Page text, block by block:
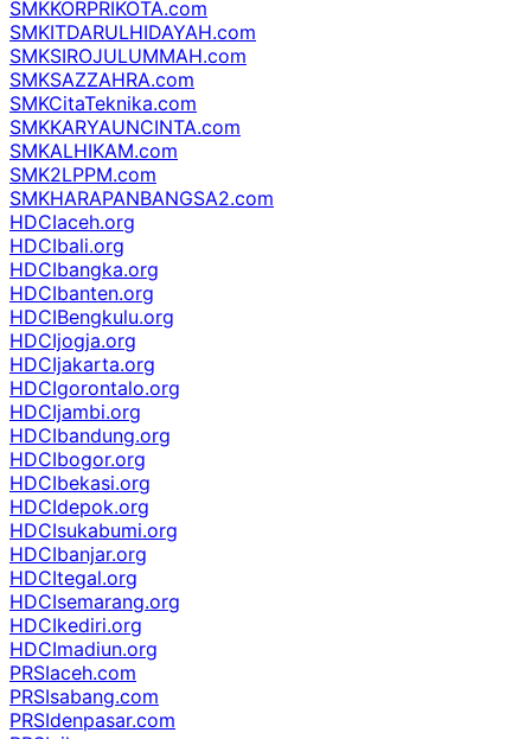
SMKKORPRIKOTA.com
SMKITDARULHIDAYAH.com
SMKSIROJULUMMAH.com
SMKSAZZAHRA.com
SMKCitaTeknika.com
SMKKARYAUNCINTA.com
SMKALHIKAM.com
SMK2LPPM.com
SMKHARAPANBANGSA2.com
HDCIaceh.org
HDCIbali.org
HDCIbangka.org
HDCIbanten.org
HDCIBengkulu.org
HDCIjogja.org
HDCIjakarta.org
HDCIgorontalo.org
HDCIjambi.org
HDCIbandung.org
HDCIbogor.org
HDCIbekasi.org
HDCIdepok.org
HDCIsukabumi.org
HDCIbanjar.org
HDCItegal.org
HDCIsemarang.org
HDCIkediri.org
HDCImadiun.org
PRSIaceh.com
PRSIsabang.com
PRSIdenpasar.com